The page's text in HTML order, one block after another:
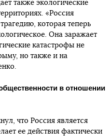
также экологические
«Россия
которая теперь
Она заражает
катастрофы не
но также и на
в отношении
что Россия является
ее действия фактически